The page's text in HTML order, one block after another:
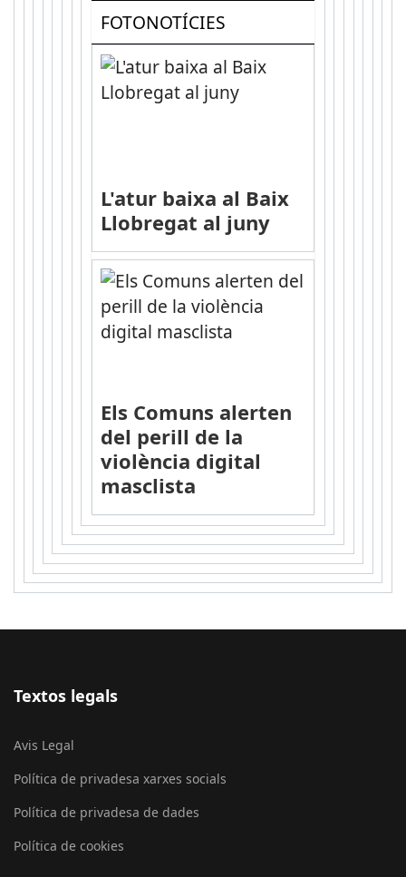
FOTONOTÍCIES
L'atur baixa al Baix
Llobregat al juny
Els Comuns alerten
del perill de la
violència digital
masclista
Textos legals
Avis Legal
Política de privadesa xarxes socials
Política de privadesa de dades
Política de cookies